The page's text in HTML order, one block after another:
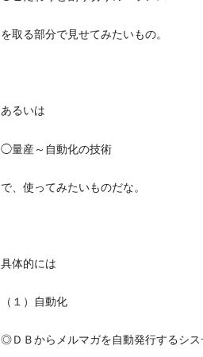
を取る部分で見せてみたいもの。
あるいは
◯量産～自動化の技術
で、使ってみたいものだな。
具体的には
（１）自動化
◎ＤＢからメルマガを自動発行するシス